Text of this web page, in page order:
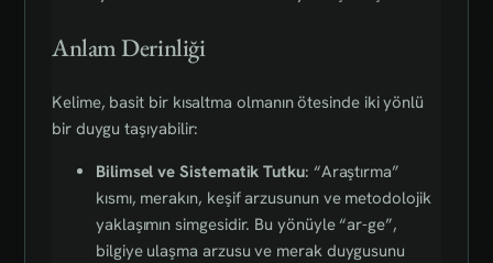
Anlam Derinliği
Kelime, basit bir kısaltma olmanın ötesinde iki yönlü
bir duygu taşıyabilir:
Bilimsel ve Sistematik Tutku: “Araştırma”
kısmı, merakın, keşif arzusunun ve metodolojik
yaklaşımın simgesidir. Bu yönüyle “ar-ge”,
bilgiye ulaşma arzusu ve merak duygusunu